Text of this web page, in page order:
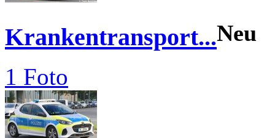
Krankentransport...Neu
1 Foto